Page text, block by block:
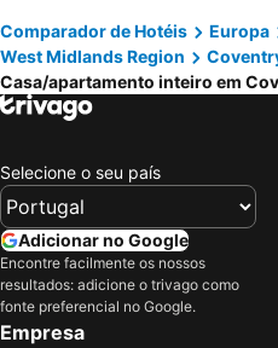
Comparador de Hotéis Europa
West Midlands Region
Casa/apartamento inteiro em
Selecione o seu país
Adicionar no Google
Encontre facilmente os nossos
resultados: adicione o trivago como
fonte preferencial no Google.
Empresa